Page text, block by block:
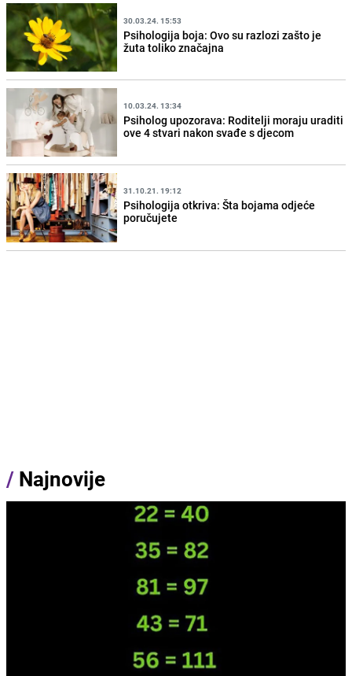
30.03.24. 15:53
Psihologija boja: Ovo su razlozi zašto je
žuta toliko značajna
10.03.24. 13:34
Psiholog upozorava: Roditelji moraju uraditi
ove 4 stvari nakon svađe s djecom
31.10.21. 19:12
Psihologija otkriva: Šta bojama odjeće
poručujete
/ Najnovije